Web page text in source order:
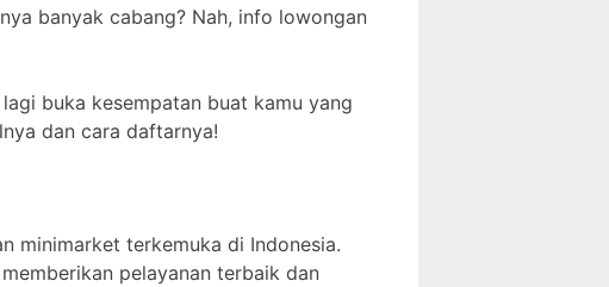
banyak cabang? Nah, info lowongan
buka kesempatan buat kamu yang
dan cara daftarnya!
minimarket terkemuka di Indonesia.
pelayanan terbaik dan